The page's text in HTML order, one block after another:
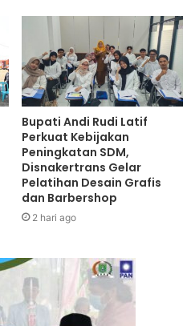
Bupati Andi Rudi Latif
Perkuat Kebijakan
Peningkatan SDM,
Disnakertrans Gelar
Pelatihan Desain Grafis
dan Barbershop
2 hari ago